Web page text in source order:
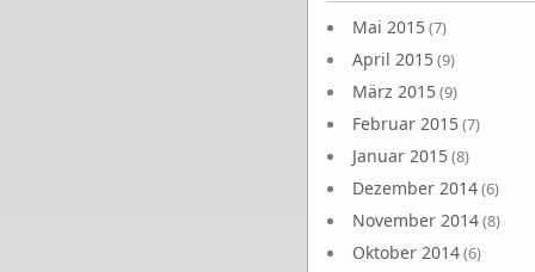
Mai 2015(7)
April 2015(9)
März 2015(9)
Februar 2015(7)
Januar 2015(8)
Dezember 2014(6)
November 2014(8)
Oktober 2014(6)